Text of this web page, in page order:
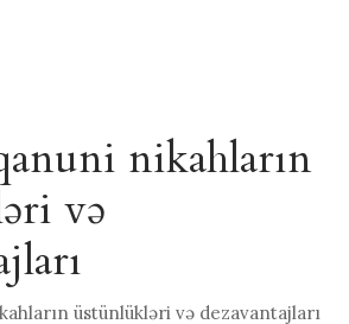
nikahların
və